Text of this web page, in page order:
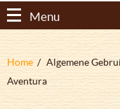
Menu
Kruimelpad
Home
Algemene
Aventura